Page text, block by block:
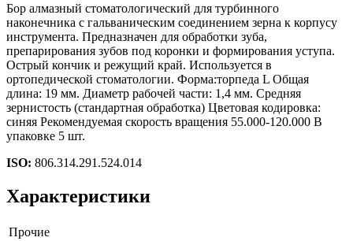
Бор алмазный стоматологический для турбинного
наконечника с гальваническим соединением зерна к корпусу
инструмента. Предназначен для обработки зуба,
препарирования зубов под коронки и формирования уступа.
Острый кончик и режущий край. Используется в
ортопедической стоматологии. Форма:торпеда L Общая
длина: 19 мм. Диаметр рабочей части: 1,4 мм. Средняя
зернистость (стандартная обработка) Цветовая кодировка:
синяя Рекомендуемая скорость вращения 55.000-120.000 В
упаковке 5 шт.
ISO: 806.314.291.524.014
Характеристики
Прочие